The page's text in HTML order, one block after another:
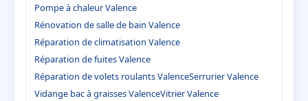
Pompe à chaleur Valence
Rénovation de salle de bain Valence
Réparation de climatisation Valence
Réparation de fuites Valence
Réparation de volets roulants ValenceSerrurier Valence
Vidange bac à graisses ValenceVitrier Valence